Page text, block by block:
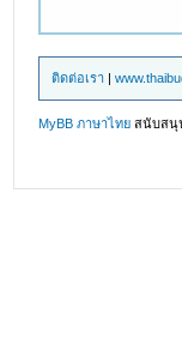
ติดต่อเรา |
MyBB ภาษาไทย สนับสนุ